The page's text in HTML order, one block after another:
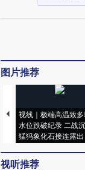
图片推荐
视线｜极端高温致
水位跌破纪录 二战
猛犸象化石接连露出
视听推荐